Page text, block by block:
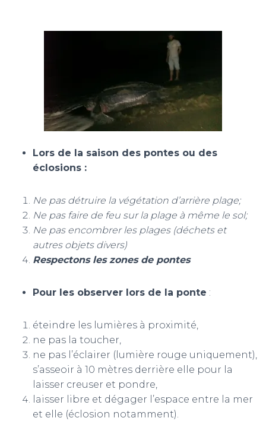
Lors de la saison des pontes ou des
éclosions :
Ne pas détruire la végétation d’arrière plage;
Ne pas faire de feu sur la plage à même le sol;
Ne pas encombrer les plages (déchets et
autres objets divers)
Respectons les zones de pontes
Pour les observer lors de la ponte :
éteindre les lumières à proximité,
ne pas la toucher,
ne pas l’éclairer (lumière rouge uniquement),
s’asseoir à 10 mètres derrière elle pour la
laisser creuser et pondre,
laisser libre et dégager l’espace entre la mer
et elle (éclosion notamment).